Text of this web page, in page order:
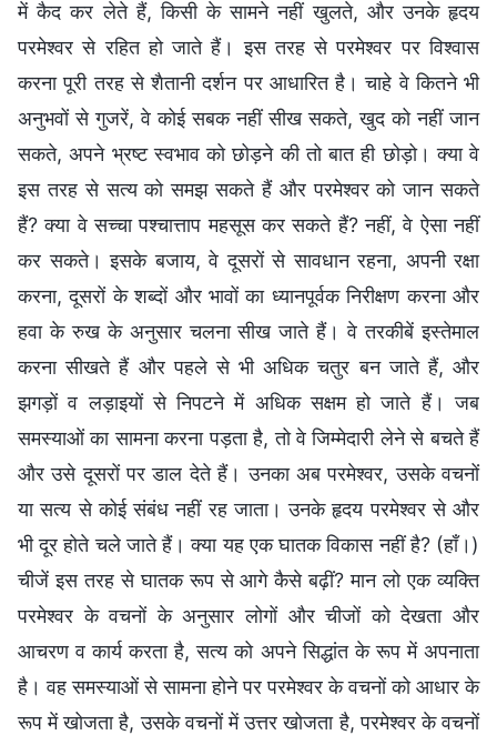
में कैद कर लेते हैं, किसी के सामने नहीं खुलते, और उनके हृदय
परमेश्वर से रहित हो जाते हैं। इस तरह से परमेश्वर पर विश्वास
करना पूरी तरह से शैतानी दर्शन पर आधारित है। चाहे वे कितने भी
अनुभवों से गुजरें, वे कोई सबक नहीं सीख सकते, खुद को नहीं जान
सकते, अपने भ्रष्ट स्वभाव को छोड़ने की तो बात ही छोड़ो। क्या वे
इस तरह से सत्य को समझ सकते हैं और परमेश्वर को जान सकते
हैं? क्या वे सच्चा पश्चात्ताप महसूस कर सकते हैं? नहीं, वे ऐसा नहीं
कर सकते। इसके बजाय, वे दूसरों से सावधान रहना, अपनी रक्षा
करना, दूसरों के शब्दों और भावों का ध्यानपूर्वक निरीक्षण करना और
हवा के रुख के अनुसार चलना सीख जाते हैं। वे तरकीबें इस्तेमाल
करना सीखते हैं और पहले से भी अधिक चतुर बन जाते हैं, और
झगड़ों व लड़ाइयों से निपटने में अधिक सक्षम हो जाते हैं। जब
समस्याओं का सामना करना पड़ता है, तो वे जिम्मेदारी लेने से बचते हैं
और उसे दूसरों पर डाल देते हैं। उनका अब परमेश्वर, उसके वचनों
या सत्य से कोई संबंध नहीं रह जाता। उनके हृदय परमेश्वर से और
भी दूर होते चले जाते हैं। क्या यह एक घातक विकास नहीं है? (हाँ।)
चीजें इस तरह से घातक रूप से आगे कैसे बढ़ीं? मान लो एक व्यक्ति
परमेश्वर के वचनों के अनुसार लोगों और चीजों को देखता और
आचरण व कार्य करता है, सत्य को अपने सिद्धांत के रूप में अपनाता
है। वह समस्याओं से सामना होने पर परमेश्वर के वचनों को आधार के
रूप में खोजता है, उसके वचनों में उत्तर खोजता है, परमेश्वर के वचनों